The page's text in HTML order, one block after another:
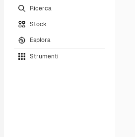
Ricerca
Stock
Esplora
Strumenti